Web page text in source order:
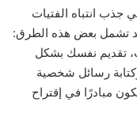
انتباه الفتيات
تشمل بعض هذه الطرق:
تقديم نفسك بشكل
رسائل شخصية
مبادرًا في إقتراح